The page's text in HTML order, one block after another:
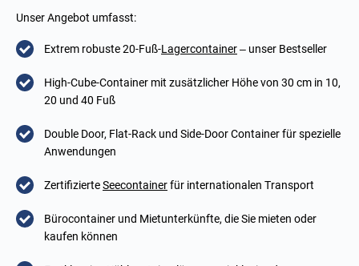
Unser Angebot umfasst:
Extrem robuste 20-Fuß-Lagercontainer– unser Bestseller
High-Cube-Container mit zusätzlicher Höhe von 30 cm in 10,
20 und 40 Fuß
Double Door, Flat-Rack und Side-Door Container für spezielle
Anwendungen
ZertifizierteSeecontainerfür internationalen Transport
Bürocontainer und Mietunterkünfte, die Sie mieten oder
kaufen können